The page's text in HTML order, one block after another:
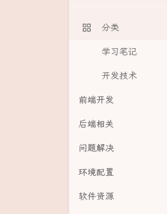
分类
学习笔记
开发技术
前端开发
后端相关
问题解决
环境配置
软件资源